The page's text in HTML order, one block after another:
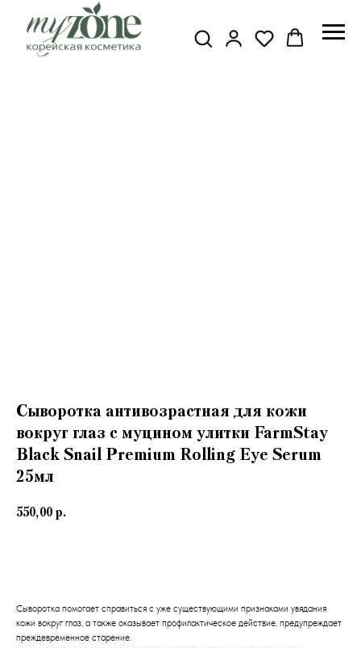
Сыворотка антивозрастная для кожи
вокруг глаз с муцином улитки FarmStay
Black Snail Premium Rolling Eye Serum
25мл
550,00р.
Сыворотка помогает справиться с уже существующими признаками увядания
кожи вокруг глаз, а также оказывает профилактическое действие, предупреждает
преждевременное старение.